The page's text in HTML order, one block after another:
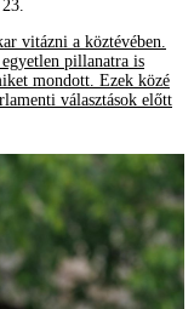
vitázni a köztévében.
pillanatra is
mondott. Ezek közé
választások előtt